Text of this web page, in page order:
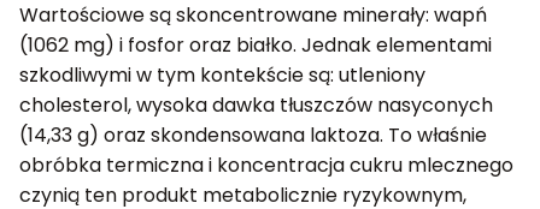
Wartościowe są skoncentrowane minerały: wapń
(1062 mg) i fosfor oraz białko. Jednak elementami
szkodliwymi w tym kontekście są: utleniony
cholesterol, wysoka dawka tłuszczów nasyconych
(14,33 g) oraz skondensowana laktoza. To właśnie
obróbka termiczna i koncentracja cukru mlecznego
czynią ten produkt metabolicznie ryzykownym,